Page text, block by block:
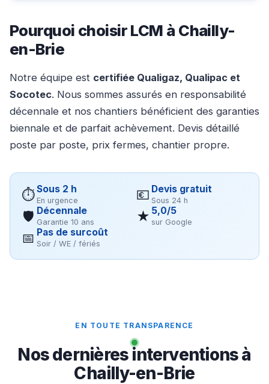
Pourquoi choisir LCM à Chailly-
en-Brie
Notre équipe est certifiée Qualigaz, Qualipac et
Socotec. Nous sommes assurés en responsabilité
décennale et nos chantiers bénéficient des garanties
biennale et de parfait achèvement. Devis détaillé
poste par poste, prix fermes, chantier propre.
⏱Sous 2 h
En urgence 💶 Devis gratuit
Sous 24 h
🛡 Décennale
Garantie 10 ans ★ 5,0/5
sur Google
📅 Pas de surcoût
Soir / WE / fériés
EN TOUTE TRANSPARENCE
Nos dernières interventions à
Chailly-en-Brie